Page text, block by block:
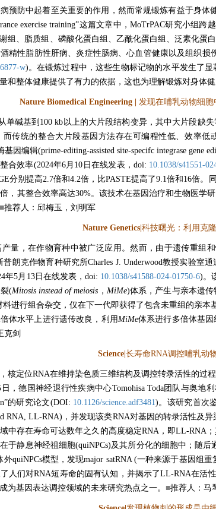
预防中起着至关重要的作用，然而常规锻炼有益于身体
exercise training”这篇文章中，MoTrPAC研究小
组、脂质组、磷酸化蛋白组、乙酰化蛋白组、泛素化
精性脂肪性肝病、炎症性肠病、心血管健康以及组织
w)。在锻炼过程中，这些生物标记物的水平发生了
和整体健康提供了有力的依据，这也为理解锻炼对身体
Nature Biomedical Engineering | 发现在哺乳动物细
单碱基到100 kb以上的大片段结构变异，其中大片段缺
传统的整合大片段基因方法存在可编程性低、效率
因编辑(prime-editing-assisted site-specifc integrase
合效率(2024年6月10日在线发表，doi: 10.1038/s41551-
分别提高2.7倍和4.2倍，比PASTE提高了9.1倍和16倍
，其整合效率高达30%。该技术在基因治疗和生物医
■推荐人：邱梅玉，刘明军
Nature Genetics| 科技曙光：利用克
量，在作物育种中被广泛应用。然而，由于遗传重组和
朗克作物育种研究所Charles J. Underwood教授实验室通
年5月13日在线发表，doi: 10.1038/s41588-024-01750-6)。
(Mitosis instead of meiosis ， MiMe)体系，产生与亲本遗
料进行组合杂交，仅在下一代即获得了包含未重组的亲
体水平上进行遗传改良，利用MiMe体系进行多倍体基
克剑
Science| 长寿命RNA调控哺乳动
核定位RNA在维持染色质三维结构及调控转录活性的
，德国神经退行性疾病中心Tomohisa Toda团队与奥地
的研究论文(DOI: 10.1126/science.adf3481 )。该研究首次
RNA, LL-RNA)，并发现该类RNA对基因的转录活性及
中存在寿命可达数年之久的高度稳定RNA，即LL-RNA
于静息神经祖细胞(quiNPCs)及其所分化的细胞中；随
外quiNPCs模型，发现major satRNA (一种来源于基因
人们对RNA短寿命的固有认知，并揭示了LL-RNA在
为基因表达调控领域的未来研究热点之一。 ■推荐人：马